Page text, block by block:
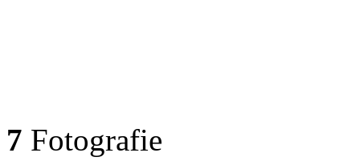
7 Fotografie